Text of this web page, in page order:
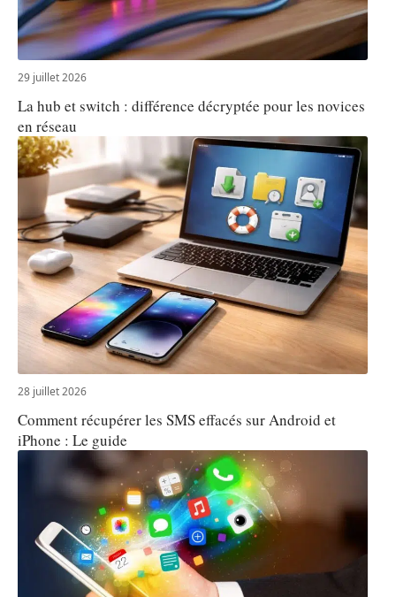
29 juillet 2026
La hub et switch : différence décryptée pour les novices
en réseau
28 juillet 2026
Comment récupérer les SMS effacés sur Android et
iPhone : Le guide